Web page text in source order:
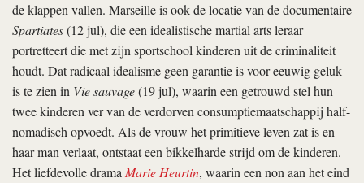
de klappen vallen. Marseille is ook de locatie van de documentaire
Spartiates(12 jul), die een idealistische martial arts leraar
portretteert die met zijn sportschool kinderen uit de criminaliteit
houdt. Dat radicaal idealisme geen garantie is voor eeuwig geluk
is te zien in Vie sauvage(19 jul), waarin een getrouwd stel hun
twee kinderen ver van de verdorven consumptiemaatschappij half-
nomadisch opvoedt. Als de vrouw het primitieve leven zat is en
haar man verlaat, ontstaat een bikkelharde strijd om de kinderen.
Het liefdevolle dramaMarie Heurtin, waarin een non aan het eind